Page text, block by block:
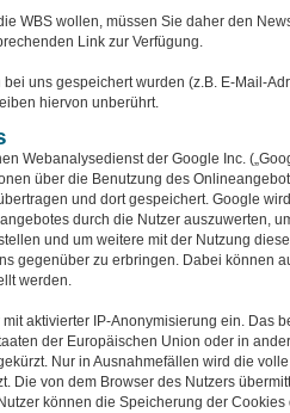
WBS wollen, müssen Sie daher den
Link zur Verfügung.
uns gespeichert wurden (z.B. E-Mail-
hiervon unberührt.
Webanalysedienst der Google Inc.
über die Benutzung des
und dort gespeichert. Google
durch die Nutzer auszuwerten,
und um weitere mit der Nutzung
gegenüber zu erbringen. Dabei können
werden.
aktivierter IP-Anonymisierung ein. Das
der Europäischen Union oder in
Nur in Ausnahmefällen wird die
Die von dem Browser des Nutzers
können die Speicherung der